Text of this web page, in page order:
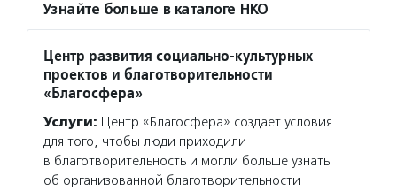
Узнайте больше в каталоге НКО
Центр развития социально-культурных
проектов и благотворительности
«Благосфера»
Услуги: Центр «Благосфера» создает условия
для того, чтобы люди приходили
в благотворительность и могли больше узнать
об организованной благотворительности